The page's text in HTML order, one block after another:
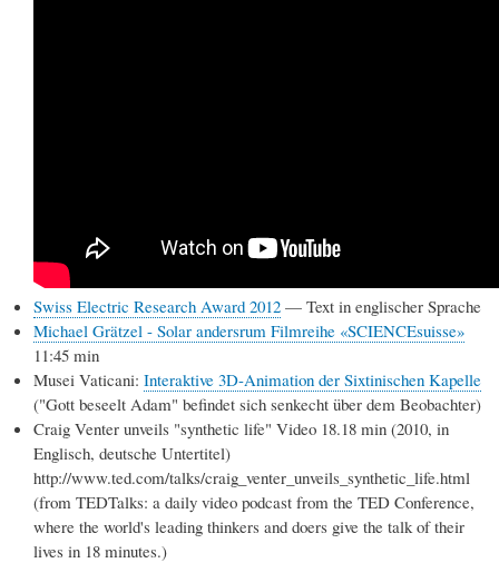
Swiss Electric Research Award 2012 — Text in englischer Sprache
Michael Grätzel - Solar andersrum Filmreihe «SCIENCEsuisse»
11:45 min
Musei Vaticani: Interaktive 3D-Animation der Sixtinischen Kapelle
("Gott beseelt Adam" befindet sich senkecht über dem Beobachter)
Craig Venter unveils "synthetic life" Video 18.18 min (2010, in
Englisch, deutsche Untertitel)
http://www.ted.com/talks/craig_venter_unveils_synthetic_life.html
(from TEDTalks: a daily video podcast from the TED Conference,
where the world's leading thinkers and doers give the talk of their
lives in 18 minutes.)